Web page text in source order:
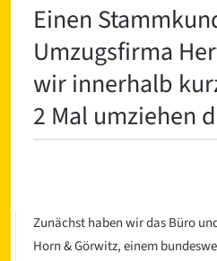
Einen
Umzugsfirma
wir innerhalb
2 Mal umziehen
Zunächst haben wir das Büro
Horn & Görwitz, einem